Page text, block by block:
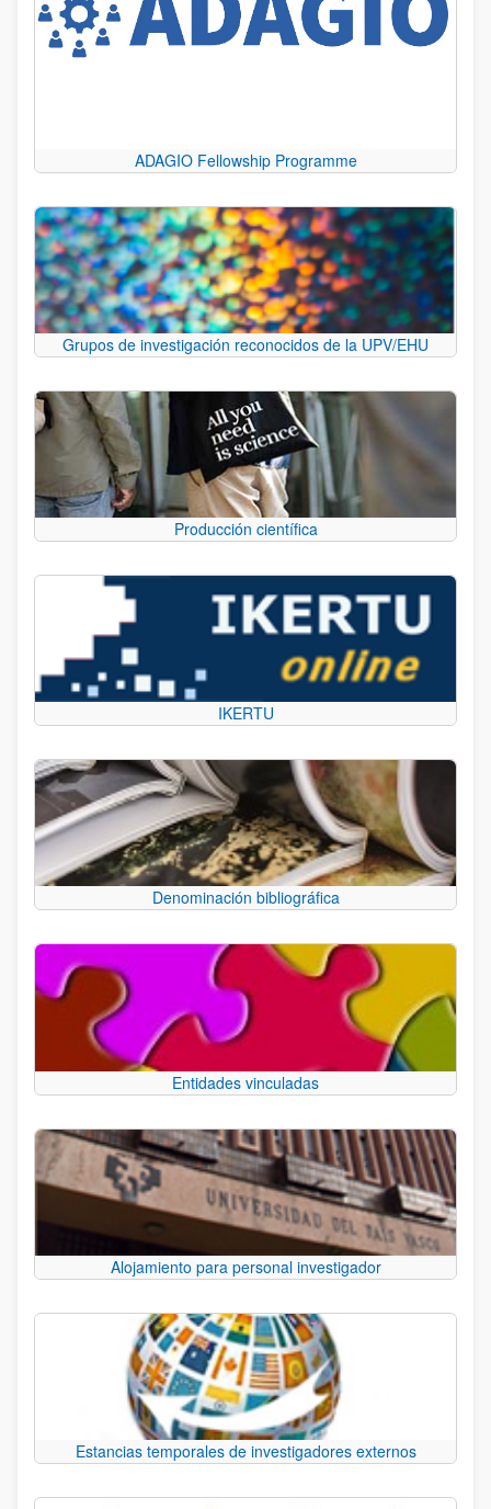
ADAGIO Fellowship Programme
Grupos de investigación reconocidos de la UPV/EHU
Producción científica
IKERTU
Denominación bibliográfica
Entidades vinculadas
Alojamiento para personal investigador
Estancias temporales de investigadores externos